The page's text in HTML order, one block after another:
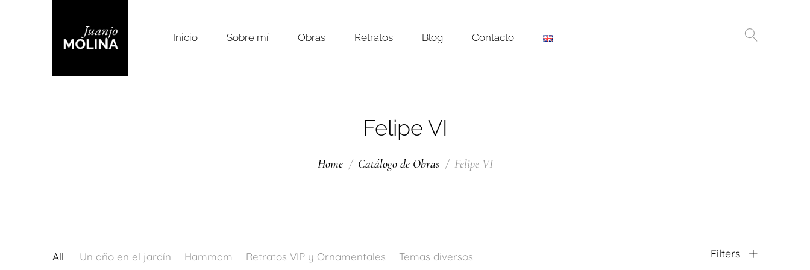
Inicio Sobre mí Obras Retratos Blog Contacto
Felipe VI
Home Catálogo de Obras Felipe VI
All Un año en el jardín Hammam Retratos VIP y Ornamentales Temas diversos Filters